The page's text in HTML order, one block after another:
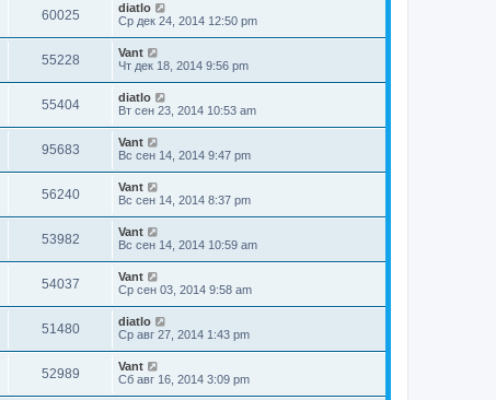
60025
diatlo
Ср дек 24, 2014 12:50 pm
55228
Vant
Чт дек 18, 2014 9:56 pm
55404
diatlo
Вт сен 23, 2014 10:53 am
95683
Vant
Вс сен 14, 2014 9:47 pm
56240
Vant
Вс сен 14, 2014 8:37 pm
53982
Vant
Вс сен 14, 2014 10:59 am
54037
Vant
Ср сен 03, 2014 9:58 am
51480
diatlo
Ср авг 27, 2014 1:43 pm
52989
Vant
Сб авг 16, 2014 3:09 pm